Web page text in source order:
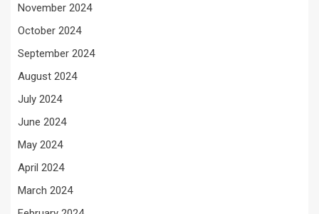
November 2024
October 2024
September 2024
August 2024
July 2024
June 2024
May 2024
April 2024
March 2024